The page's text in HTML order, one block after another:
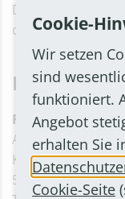
Die
den
Details
Rhein-Sieg-Kreis
Amt für Umwelt-
Kaiser-Wilhelm-
53721 Siegburg
Cookie-
Wir setzen
sind
funktioniert.
Angebot
erhalten Sie
Cookie-Seite